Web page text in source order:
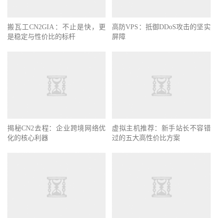
搬瓦工CN2GIA：不止是快，更
是稳定与性价比的标杆
高防VPS：抵御DDoS攻击的坚实
屏障
揭秘CN2去程：企业跨境网络优
化的核心利器
虚拟主机推荐：新手站长不容错
过的五大高性价比方案